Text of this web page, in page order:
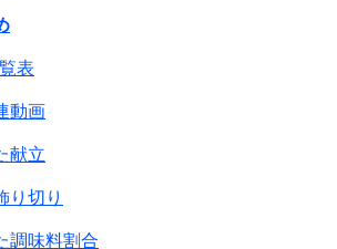
表
動画
献立
り切り
調味料割合